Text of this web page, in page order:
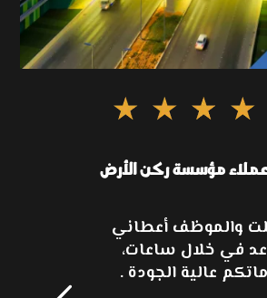
مؤسسة ركن الأرض
والموظف أعطاني
في خلال ساعات،
عالية الجودة .